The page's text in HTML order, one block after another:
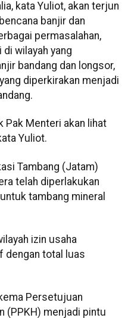
kata Yuliot, akan terjun
banjir dan
permasalahan,
wilayah yang
bandang dan longsor,
diperkirakan menjadi
Pak Menteri akan lihat
Yuliot.
Tambang (Jatam)
telah diperlakukan
tambang mineral
izin usaha
dengan total luas
Persetujuan
(PPKH) menjadi pintu